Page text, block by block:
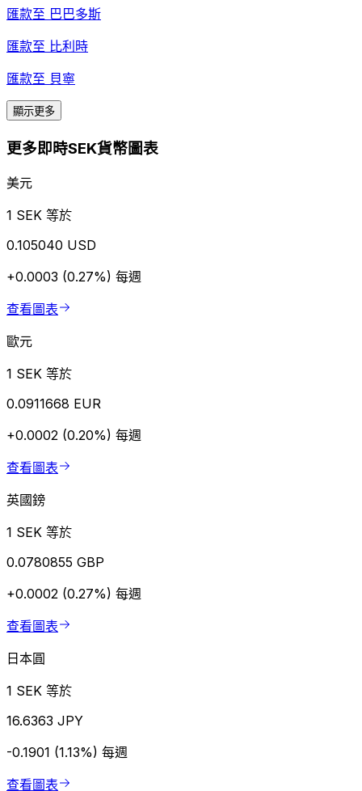
匯款至 巴巴多斯
匯款至 比利時
匯款至 貝寧
顯示更多
更多即時SEK貨幣圖表
美元
1 SEK 等於
0.105040 USD
+0.0003 (0.27%) 每週
查看圖表
歐元
1 SEK 等於
0.0911668 EUR
+0.0002 (0.20%) 每週
查看圖表
英國鎊
1 SEK 等於
0.0780855 GBP
+0.0002 (0.27%) 每週
查看圖表
日本圓
1 SEK 等於
16.6363 JPY
-0.1901 (1.13%) 每週
查看圖表